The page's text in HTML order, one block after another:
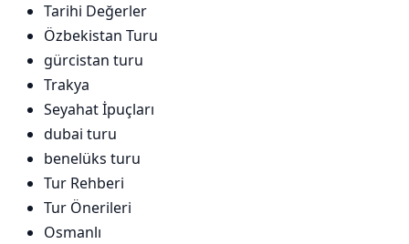
Tarihi Değerler
Özbekistan Turu
gürcistan turu
Trakya
Seyahat İpuçları
dubai turu
benelüks turu
Tur Rehberi
Tur Önerileri
Osmanlı